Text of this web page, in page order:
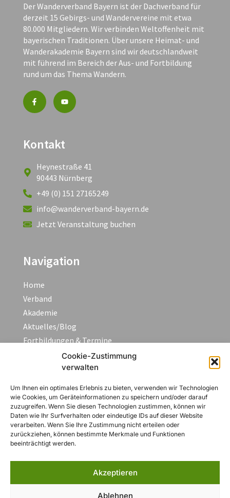
Cookie-Zustimmung
verwalten
Um Ihnen ein optimales Erlebnis zu bieten, verwenden wir Technologien
wie Cookies, um Geräteinformationen zu speichern und/oder darauf
zuzugreifen. Wenn Sie diesen Technologien zustimmen, können wir
Daten wie Ihr Surfverhalten oder eindeutige IDs auf dieser Website
verarbeiten. Wenn Sie Ihre Zustimmung nicht erteilen oder
zurückziehen, können bestimmte Merkmale und Funktionen
beeinträchtigt werden.
Akzeptieren
Ablehnen
Der Wanderverband Bayern ist der Dachverband für
derzeit 15 Gebirgs- und Wandervereine mit etwa
80.000 Mitgliedern. Wir verbinden Weltoffenheit mit
bayerischen Traditionen. Über unsere Heimat- und
Wanderakademie Bayern sind wir deutschlandweit
mit führend im Bereich der Aus- und Fortbildung
rund um das Thema Wandern.
Kontakt
Heynestraße 41
90443 Nürnberg
+49 (0) 151 27165249
info@wanderverband-bayern.de
Jetzt Veranstaltung buchen
Navigation
Home
Verband
Akademie
Aktuelles/Blog
Fortbildungen & Termine
Rechtliches
Impressum
Datenschutzerklärung
Zahlungsarten